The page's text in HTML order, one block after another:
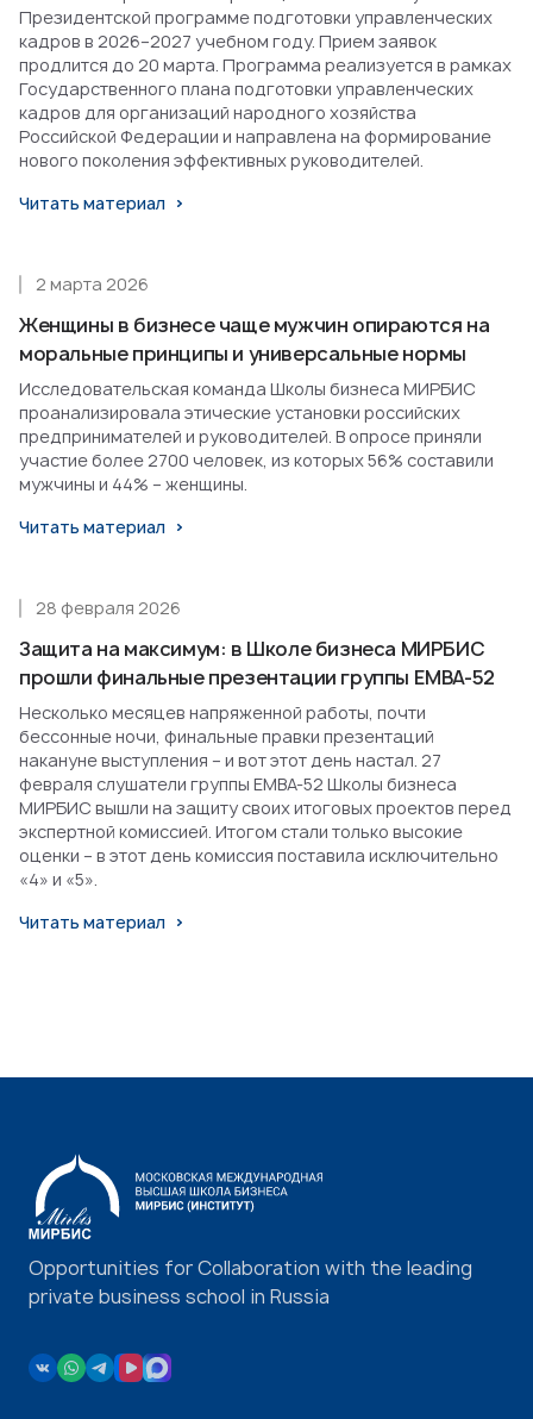
Президентской программе подготовки управленческих
кадров в 2026–2027 учебном году. Прием заявок
продлится до 20 марта. Программа реализуется в рамках
Государственного плана подготовки управленческих
кадров для организаций народного хозяйства
Российской Федерации и направлена на формирование
нового поколения эффективных руководителей.
Читать материал
Женщины в бизнесе чаще мужчин опираются на
моральные принципы и универсальные нормы
2 марта 2026
Исследовательская команда Школы бизнеса МИРБИС
проанализировала этические установки российских
предпринимателей и руководителей. В опросе приняли
участие более 2700 человек, из которых 56% составили
мужчины и 44% – женщины.
Читать материал
Защита на максимум: в Школе бизнеса МИРБИС
прошли финальные презентации группы EMBA-52
28 февраля 2026
Несколько месяцев напряженной работы, почти
бессонные ночи, финальные правки презентаций
накануне выступления – и вот этот день настал. 27
февраля слушатели группы EMBA-52 Школы бизнеса
МИРБИС вышли на защиту своих итоговых проектов перед
экспертной комиссией. Итогом стали только высокие
оценки – в этот день комиссия поставила исключительно
«4» и «5».
Читать материал
Opportunities for Collaboration with the leading
private business school in Russia